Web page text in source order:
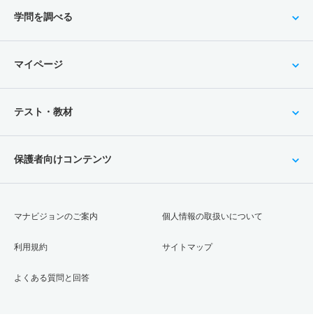
学問を調べる
マイページ
テスト・教材
保護者向けコンテンツ
マナビジョンのご案内
利用規約
よくある質問と回答
個人情報の取扱いについて
サイトマップ